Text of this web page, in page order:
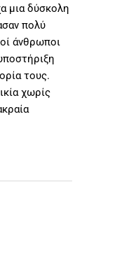
μια δύσκολη
πολύ
άνθρωποι
τους.
χωρίς